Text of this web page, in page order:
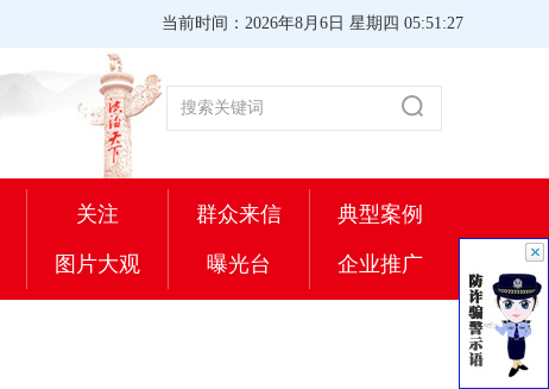
当前时间：2026年8月6日 星期四 05:51:28
关注 群众来信 典型案例
图片大观 曝光台 企业推广